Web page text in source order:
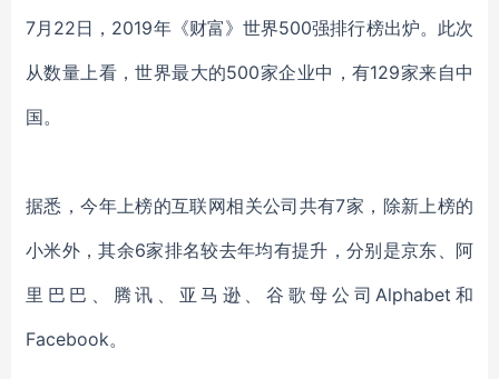
7月22日，2019年《财富》世界500强排行榜出炉。此次
从数量上看，世界最大的500家企业中，有129家来自中
国。
据悉，今年上榜的互联网相关公司共有7家，除新上榜的
小米外，其余6家排名较去年均有提升，分别是京东、阿
里巴巴、腾讯、亚马逊、谷歌母公司Alphabet和
Facebook。